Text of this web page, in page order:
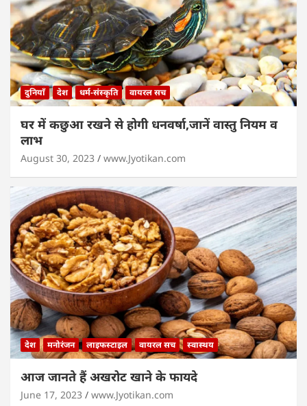
दुनियाँ देश धर्म-संस्कृति वायरल सच
घर में कछुआ रखने से होगी धनवर्षा,जानें वास्तु नियम व
लाभ
August 30, 2023 www.Jyotikan.com
देश मनोरंजन लाइफस्टाइल वायरल सच स्वास्थय
आज जानते हैं अखरोट खाने के फायदे
June 17, 2023 www.Jyotikan.com